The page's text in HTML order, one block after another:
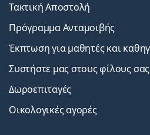
Τακτική Αποστολή
Πρόγραμμα Ανταμοιβής
Έκπτωση για μαθητές και
Συστήστε μας στους φίλους
Δωροεπιταγές
Οικολογικές αγορές